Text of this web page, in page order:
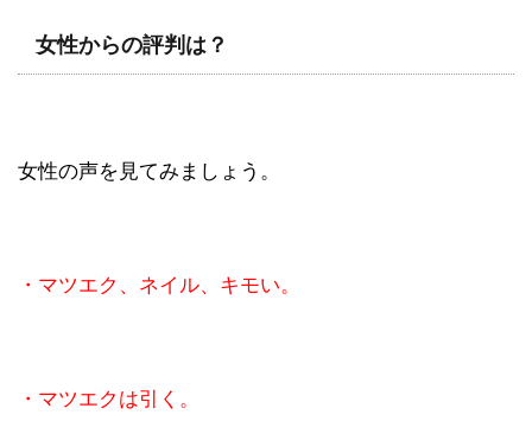
女性からの評判は？
女性の声を見てみましょう。
・マツエク、ネイル、キモい。
・マツエクは引く。